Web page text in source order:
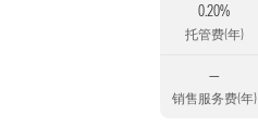
0.20%
托管费(年)
—
销售服务费(年)